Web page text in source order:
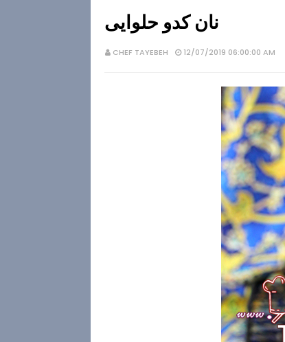
نان کدو حلوایی
CHEF TAYEBEH 12/07/2019 06:00:00 AM